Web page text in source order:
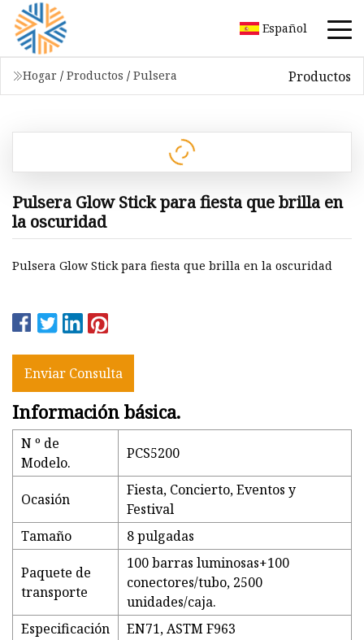
Español
Hogar / Productos / Pulsera Productos
Pulsera Glow Stick para fiesta que brilla en
la oscuridad
Pulsera Glow Stick para fiesta que brilla en la oscuridad
Enviar Consulta
Información básica.
N º de
Modelo.
PCS5200
Ocasión
Fiesta, Concierto, Eventos y
Festival
Tamaño
8 pulgadas
Paquete de
transporte
100 barras luminosas+100
conectores/tubo, 2500
unidades/caja.
Especificación
EN71, ASTM F963